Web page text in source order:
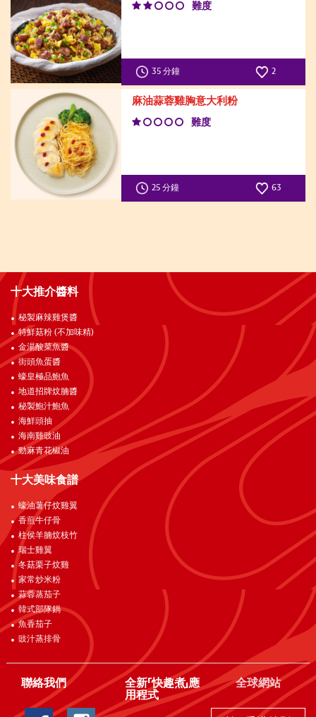
難度
35 分鐘 2
麻油蒜蓉雞胸意大利粉
難度
25 分鐘 63
十大推介醬料
秘製麻辣雞煲醬
特鮮菇粉 (不加味精)
金湯酸菜魚醬
街頭魚蛋醬
蠔皇極品鮑魚
地道招牌炆腩醬
秘製鮑汁鮑魚
海鮮頭抽
海南雞豉油
勁麻青花椒油
十大美味食譜
蠔油薯仔炆雞翼
香煎牛仔骨
柱侯羊腩炆枝竹
瑞士雞翼
冬菇栗子炆雞
家常炒米粉
蒜蓉蒸茄子
韓式部隊鍋
魚香茄子
豉汁蒸排骨
聯絡我們
全新「快趣煮」應
用程式
全球網站